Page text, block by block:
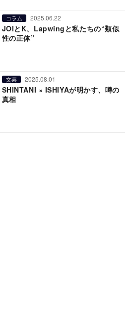
コラム 2025.06.22
JOIとK、Lapwingと私たちの“類似
性の正体”
文芸 2025.08.01
SHINTANI × ISHIYAが明かす、噂の
真相